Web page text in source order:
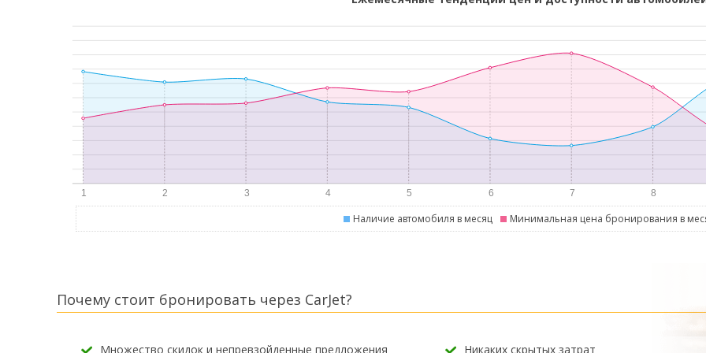
Наличие автомобиля в месяц Минимальная цена бронирования в
Почему стоит бронировать через CarJet?
Множество скидок и непревзойденные предложения Никаких скрытых затрат